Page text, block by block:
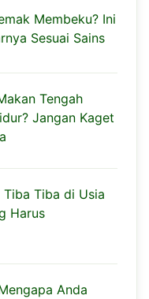
Membeku? Ini
Sesuai Sains
Tengah
Jangan Kaget
Tiba Tiba di Usia
Harus
Anda